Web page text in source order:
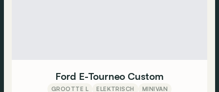
Ford E-Tourneo Custom
GROOTTE L ELEKTRISCH
MINIVAN